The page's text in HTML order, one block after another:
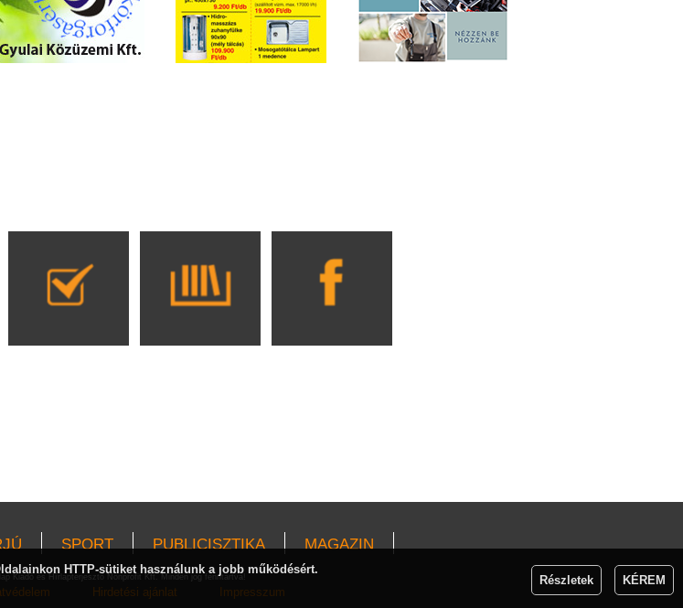
SPORT PUBLICISZTIKA MAGAZIN
Kiadó és Hírlapterjesztő Nonprofit Kft. Minden jog fenntartva!
Hirdetési ajánlat Impresszum
HTTP-sütiket használunk a jobb működésért.
Részletek KÉREM